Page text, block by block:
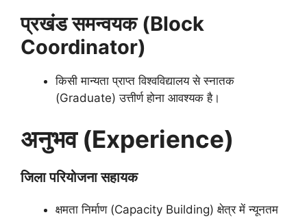
प्रखंड समन्वयक (Block
Coordinator)
किसी मान्यता प्राप्त विश्वविद्यालय से स्नातक
(Graduate) उत्तीर्ण होना आवश्यक है।
अनुभव (Experience)
जिला परियोजना सहायक
क्षमता निर्माण (Capacity Building) क्षेत्र में न्यूनतम